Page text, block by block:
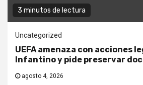
3 minutos de lectura
Uncategorized
UEFA amenaza con acciones
Infantino y pide preservar
agosto 4, 2026